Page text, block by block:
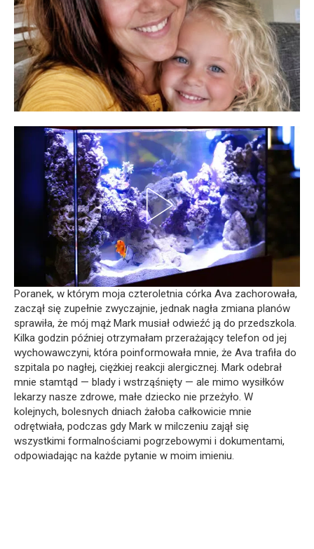
Poranek, w którym moja czteroletnia córka Ava zachorowała,
zaczął się zupełnie zwyczajnie, jednak nagła zmiana planów
sprawiła, że mój mąż Mark musiał odwieźć ją do przedszkola.
Kilka godzin później otrzymałam przerażający telefon od jej
wychowawczyni, która poinformowała mnie, że Ava trafiła do
szpitala po nagłej, ciężkiej reakcji alergicznej. Mark odebrał
mnie stamtąd — blady i wstrząśnięty — ale mimo wysiłków
lekarzy nasze zdrowe, małe dziecko nie przeżyło. W
kolejnych, bolesnych dniach żałoba całkowicie mnie
odrętwiała, podczas gdy Mark w milczeniu zajął się
wszystkimi formalnościami pogrzebowymi i dokumentami,
odpowiadając na każde pytanie w moim imieniu.